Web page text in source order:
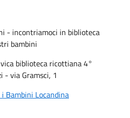
- incontriamoci in biblioteca
bambini
biblioteca ricottiana 4°
- via Gramsci, 1
i Bambini Locandina